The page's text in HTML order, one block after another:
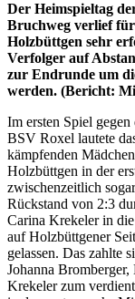
Der Heimspieltag
Bruchweg verlief
Holzbüttgen sehr
Verfolger auf
zur Endrunde um
werden. (Bericht:
Im ersten Spiel
BSV Roxel lautete
kämpfenden
Holzbüttgen in der
zwischenzeitlich
Rückstand von 2:3
Carina Krekeler in
auf Holzbüttgener
gelassen. Das zahlte
Johanna
Krekeler zum